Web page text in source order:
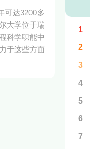
可达3200多
大学位于瑞
科学职能中
于这些方面
1
2
3
4
5
6
7